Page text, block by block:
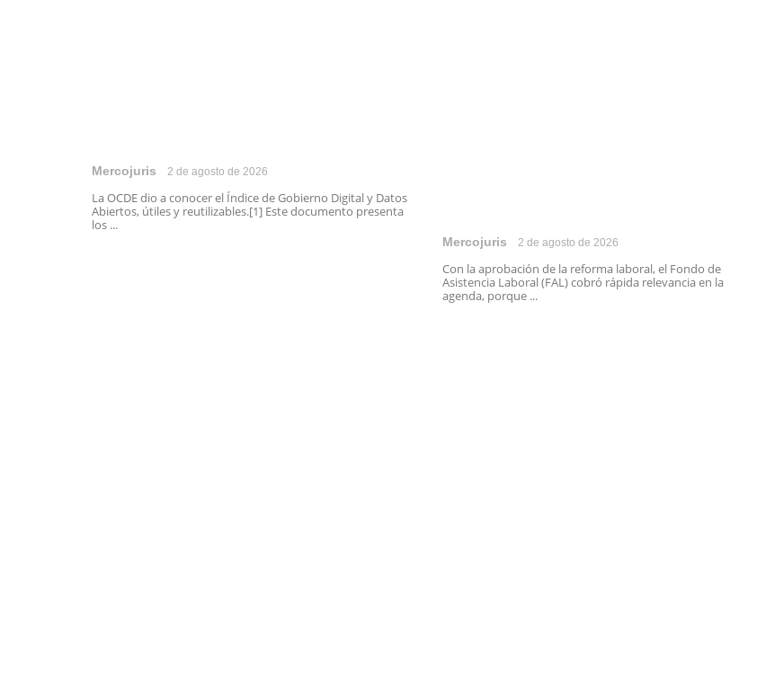
Mercojuris 2 de agosto de 2026
La OCDE dio a conocer el Índice de Gobierno Digital y Datos
Abiertos, útiles y reutilizables.[1] Este documento presenta
los ...
Mercojuris 2 de agosto de 2026
Con la aprobación de la reforma laboral, el Fondo de
Asistencia Laboral (FAL) cobró rápida relevancia en la
agenda, porque ...